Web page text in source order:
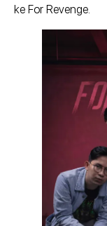
ke For Revenge.